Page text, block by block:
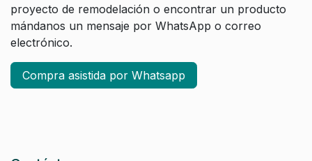
proyecto de remodelación o encontrar un producto
mándanos un mensaje por WhatsApp o correo
electrónico.
Compra asistida por Whatsapp